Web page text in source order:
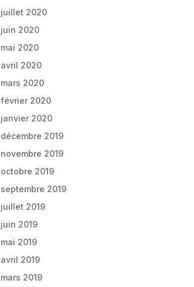
juillet 2020
juin 2020
mai 2020
avril 2020
mars 2020
février 2020
janvier 2020
décembre 2019
novembre 2019
octobre 2019
septembre 2019
juillet 2019
juin 2019
mai 2019
avril 2019
mars 2019